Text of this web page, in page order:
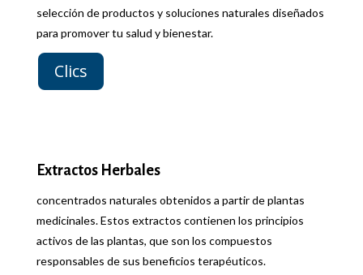
selección de productos y soluciones naturales diseñados
para promover tu salud y bienestar.
Clics
Extractos Herbales
concentrados naturales obtenidos a partir de plantas
medicinales. Estos extractos contienen los principios
activos de las plantas, que son los compuestos
responsables de sus beneficios terapéuticos.